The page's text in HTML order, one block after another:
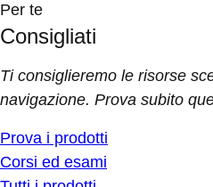
Per te
Consigliati
Ti consiglieremo le risorse
navigazione. Prova subito
Prova i prodotti
Corsi ed esami